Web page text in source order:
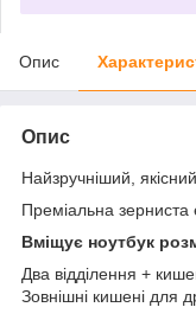
Опис
Опис
Найзручніший, якісний
Преміальна зерниста
Вміщує ноутбук
Два відділення +
Зовнішні кишені для